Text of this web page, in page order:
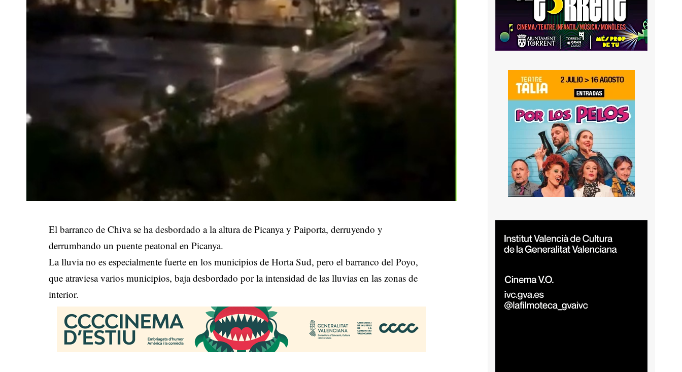
El barranco de Chiva se ha desbordado a la altura de Picanya y Paiporta, derruyendo y
derrumbando un puente peatonal en Picanya.
La lluvia no es especialmente fuerte en los municipios de Horta Sud, pero el barranco del Poyo,
que atraviesa varios municipios, baja desbordado por la intensidad de las lluvias en las zonas de
interior.